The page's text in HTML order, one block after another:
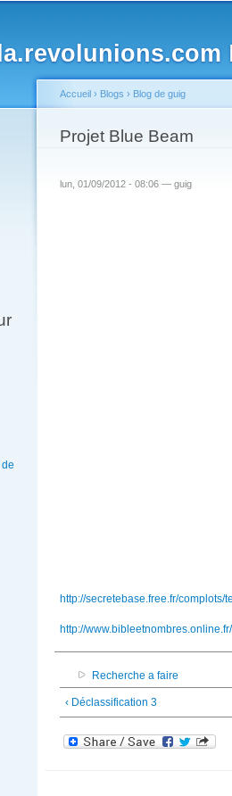
You are here
Accueil › Blogs › Blog de guig
Projet Blue Beam
lun, 01/09/2012 - 08:06 — guig
http://secretebase.free.fr/
http://
Recherche a faire
‹ Déclassification 3